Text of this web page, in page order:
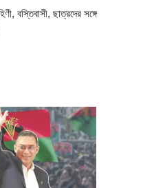
বস্তিবাসী, ছাত্রদের সঙ্গে